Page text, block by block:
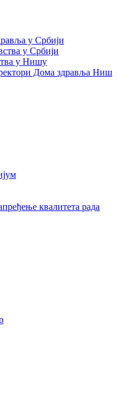
у Србији
у Србији
у Нишу
Дома здравља Ниш
квалитета рада